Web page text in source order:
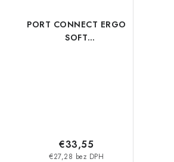
PORT CONNECT ERGO
SOFT
€27,28 bez DPH
€33,55